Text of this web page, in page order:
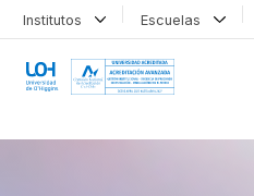
Institutos Escuelas